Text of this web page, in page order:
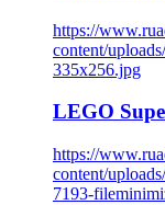
https://
content/
335x256.jpg
LEGO
https://
content/
7193-